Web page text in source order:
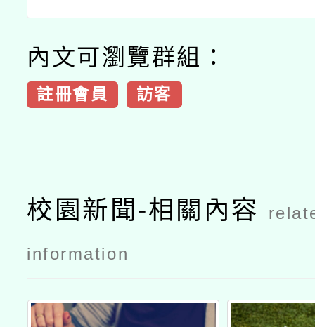
內文可瀏覽群組：
註冊會員 訪客
校園新聞-相關內容
information